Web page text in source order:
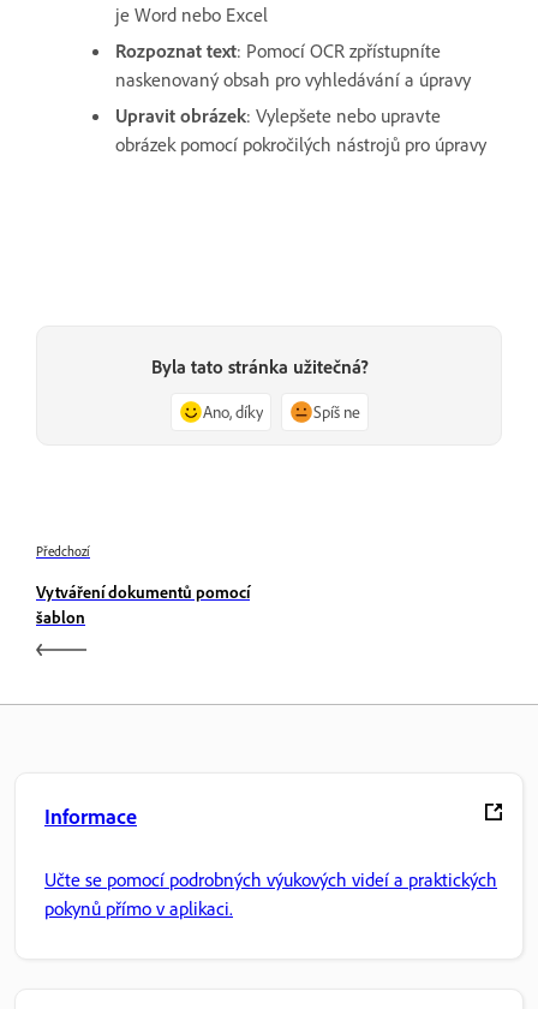
je Word nebo Excel
Rozpoznat text: Pomocí OCR zpřístupníte
naskenovaný obsah pro vyhledávání a úpravy
Upravit obrázek: Vylepšete nebo upravte
obrázek pomocí pokročilých nástrojů pro úpravy
Byla tato stránka užitečná?
Ano, díky Spíš ne
Předchozí
Vytváření dokumentů pomocí
šablon
Informace
Učte se pomocí podrobných výukových videí a praktických
pokynů přímo v aplikaci.